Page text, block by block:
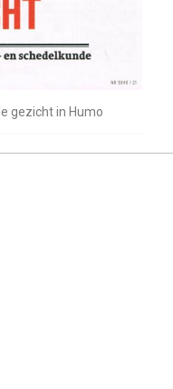
gezicht in Humo